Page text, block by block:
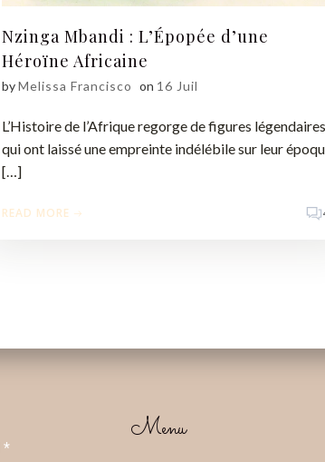
Nzinga Mbandi : L’Épopée d’une
Héroïne Africaine
byMelissa Francisco on 16 Juil
L’Histoire de l’Afrique regorge de figures légendaires
qui ont laissé une empreinte indélébile sur leur
[…]
READ MORE
*
Menu